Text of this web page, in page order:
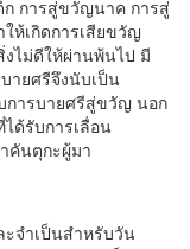
ก การสู่ขวัญนาค การสู่
ห้เกิดการเสียขวัญ
งไม่ดีให้ผ่านพ้นไป มี
ายศรีจึงนับเป็น
การบายศรีสู่ขวัญ นอก
ด้รับการเลื่อน
คันตุกะผู้มา
ำเป็นสำหรับวัน